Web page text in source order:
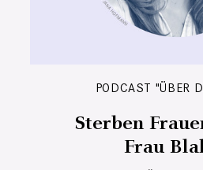
PODCAST "ÜBER
Sterben
Frau